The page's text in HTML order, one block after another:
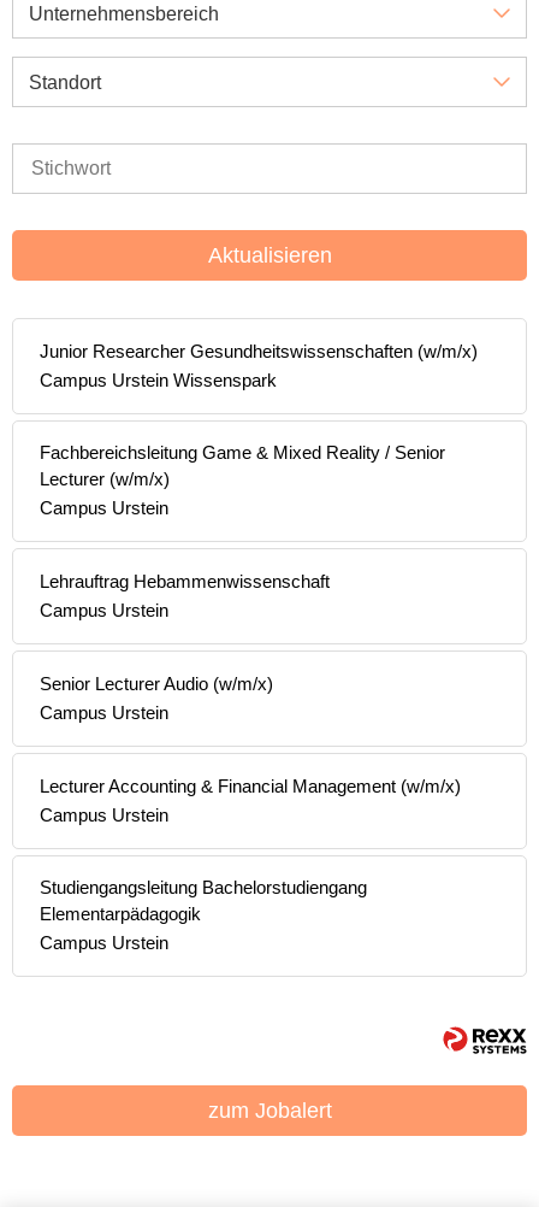
Unternehmensbereich
Standort
Aktualisieren
Junior Researcher Gesundheitswissenschaften (w/m/x)
Campus Urstein Wissenspark
Fachbereichsleitung Game & Mixed Reality / Senior
Lecturer (w/m/x)
Campus Urstein
Lehrauftrag Hebammenwissenschaft
Campus Urstein
Senior Lecturer Audio (w/m/x)
Campus Urstein
Lecturer Accounting & Financial Management (w/m/x)
Campus Urstein
Studiengangsleitung Bachelorstudiengang
Elementarpädagogik
Campus Urstein
zum Jobalert